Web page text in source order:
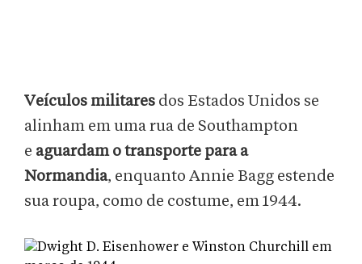
Veículos militares dos Estados Unidos se
alinham em uma rua de Southampton
e aguardam o transporte para a
Normandia, enquanto Annie Bagg estende
sua roupa, como de costume, em 1944.